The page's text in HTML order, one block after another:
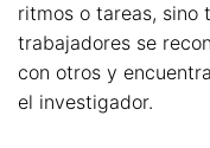
ritmos o tareas, sino
trabajadores se
con otros y
el investigador.